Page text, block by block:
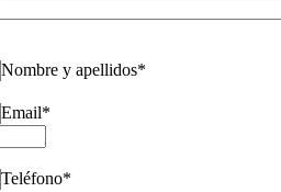
Nombre y apellidos*
Email*
Teléfono*